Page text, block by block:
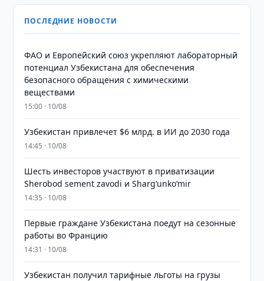
ПОСЛЕДНИЕ НОВОСТИ
ФАО и Европейский союз укрепляют лабораторный
потенциал Узбекистана для обеспечения
безопасного обращения с химическими
веществами
15:00 · 10/08
Узбекистан привлечет $6 млрд. в ИИ до 2030 года
14:45 · 10/08
Шесть инвесторов участвуют в приватизации
Sherobod sement zavodi и Shargʻunkoʻmir
14:35 · 10/08
Первые граждане Узбекистана поедут на сезонные
работы во Францию
14:31 · 10/08
Узбекистан получил тарифные льготы на грузы